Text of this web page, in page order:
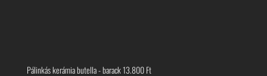
Pálinkás kerámia butella - barack13.800Ft